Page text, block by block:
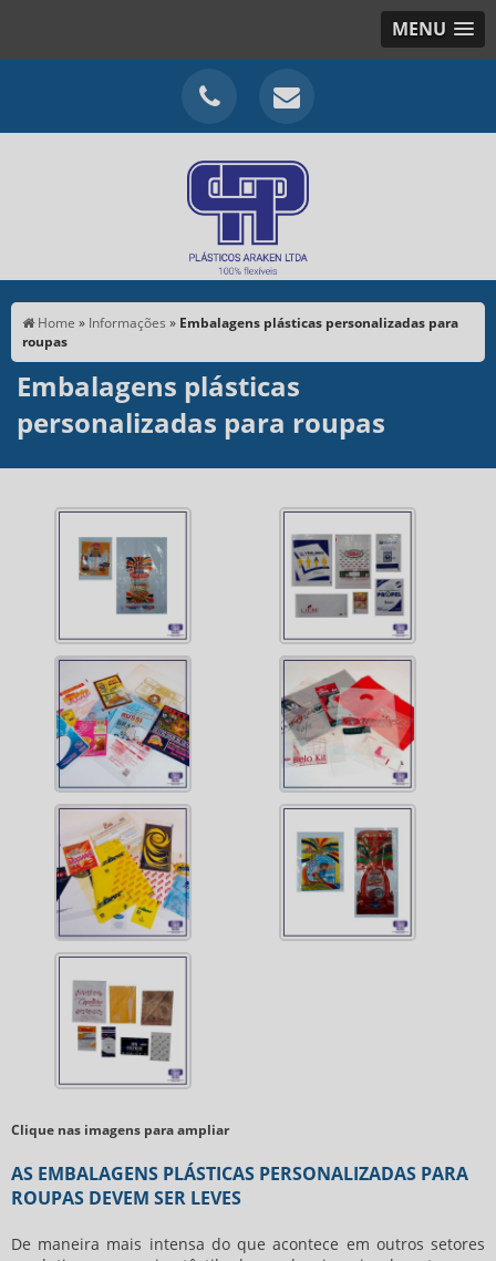
MENU
Home » Informações » Embalagens plásticas personalizadas para
roupas
Embalagens plásticas
personalizadas para roupas
Clique nas imagens para ampliar
AS EMBALAGENS PLÁSTICAS PERSONALIZADAS PARA
ROUPAS DEVEM SER LEVES
De maneira mais intensa do que acontece em outros setores